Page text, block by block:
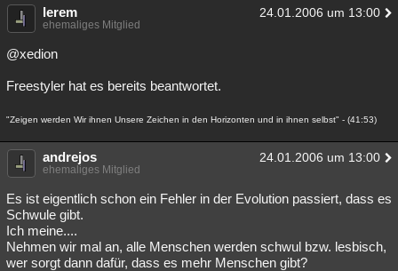
lerem 24.01.2006 um 13:00
ehemaliges Mitglied
@xedion
Freestyler hat es bereits beantwortet.
"Zeigen werden Wir ihnen Unsere Zeichen in den Horizonten und in ihnen selbst" - (41:53)
andrejos 24.01.2006 um 13:00
ehemaliges Mitglied
Es ist eigentlich schon ein Fehler in der Evolution passiert, dass es
Schwule gibt.
Ich meine....
Nehmen wir mal an, alle Menschen werden schwul bzw. lesbisch,
wer sorgt dann dafür, dass es mehr Menschen gibt?